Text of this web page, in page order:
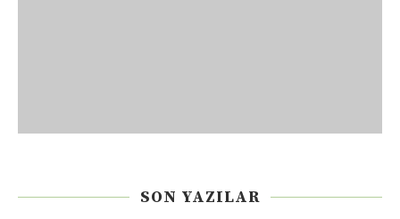
SON YAZILAR